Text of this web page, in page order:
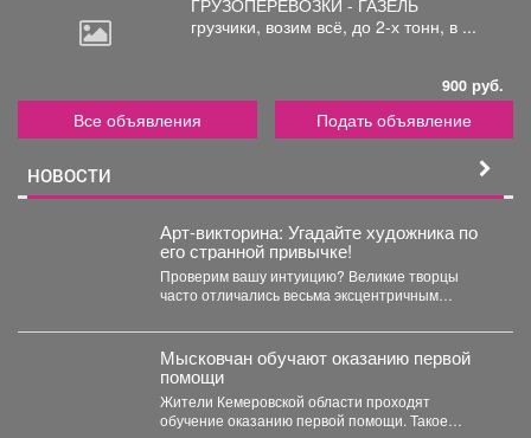
ГРУЗОПЕРЕВОЗКИ - ГАЗЕЛЬ
грузчики, возим всё, до 2-х тонн, в ...
900 руб.
Все объявления Подать объявление
НОВОСТИ
Арт-викторина: Угадайте художника по
его странной привычке!
Проверим вашу интуицию? Великие творцы
часто отличались весьма эксцентричным
правильного...
Мысковчан обучают оказанию первой
помощи
Жители Кемеровской области проходят
обучение оказанию первой помощи. Такое